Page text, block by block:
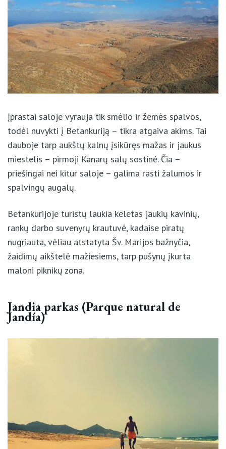
Įprastai saloje vyrauja tik smėlio ir žemės spalvos,
todėl nuvykti į Betankuriją – tikra atgaiva akims. Tai
dauboje tarp aukštų kalnų įsikūręs mažas ir jaukus
miestelis – pirmoji Kanarų salų sostinė. Čia –
spalvingų augalų.
Betankurijoje turistų laukia keletas jaukių kavinių,
rankų darbo suvenyrų krautuvė, kadaise piratų
nugriauta, vėliau atstatyta Šv. Marijos bažnyčia,
maloni piknikų zona.
Jandia parkas (Parque natural de